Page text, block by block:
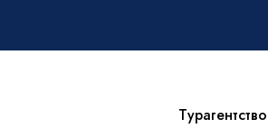
Турагентство